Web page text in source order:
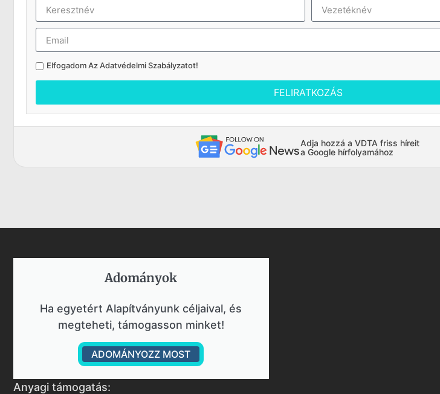
Elfogadom AzAdatvédelmi Szabályzatot!
FELIRATKOZÁS
Adja hozzá a VDTA friss híreit
a Google hírfolyamához
Adományok​
Ha egyetért Alapítványunk céljaival, és
megteheti, támogasson minket!
ADOMÁNYOZZ MOST
Anyagi támogatás: